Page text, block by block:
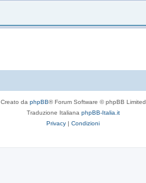
Creato da phpBB® Forum Software © phpBB Limited
Traduzione Italiana phpBB-Italia.it
Privacy | Condizioni